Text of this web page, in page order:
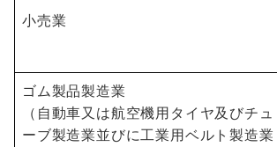
小売業
ゴム製品製造業
（自動車又は航空機用タイヤ及びチュ
ーブ製造業並びに工業用ベルト製造業